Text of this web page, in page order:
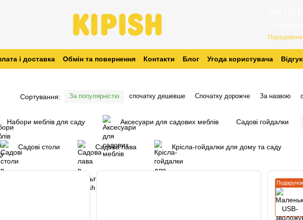
і доставка Обмін та повернення Контакти Блог Угода користувача
Сортування: За популярністю спочатку дешевше Спочатку дорожче За назвою
Набори меблів для саду Аксесуари для садових меблів Садові гойдалки
Садові столи Садова лава Крісла-гойдалки для дому та саду
Подарунок